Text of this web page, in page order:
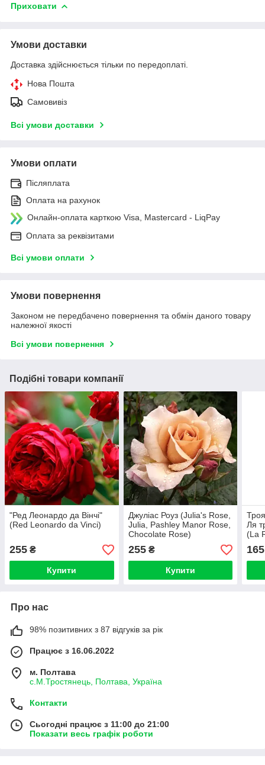
Приховати
Умови доставки
Доставка здійснюється тільки по передоплаті.
Нова Пошта
Самовивіз
Всі умови доставки
Умови оплати
Післяплата
Оплата на рахунок
Онлайн-оплата карткою Visa, Mastercard - LiqPay
Оплата за реквізитами
Всі умови оплати
Умови повернення
Законом не передбачено повернення та обмін даного товару
належної якості
Всі умови повернення
Подібні товари компанії
"Ред Леонардо да Вінчі"
(Red Leonardo da Vinci)
255 ₴
Купити
Джуліас Роуз (Julia's Rose,
Julia, Pashley Manor Rose,
Chocolate Rose)
255₴
Купити
Ля
(La
165
Про нас
98% позитивних з 87 відгуків за рік
Працює з 16.06.2022
м. Полтава
с.М.Тростянець, Полтава, Україна
Контакти
Сьогодні працює з 11:00 до 21:00
Показати весь графік роботи